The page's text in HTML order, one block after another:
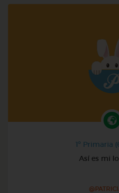
1º Primaria
Así es mi